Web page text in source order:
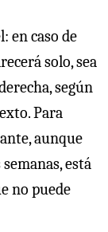
en caso de
solo, sea
según
Para
aunque
está
no puede